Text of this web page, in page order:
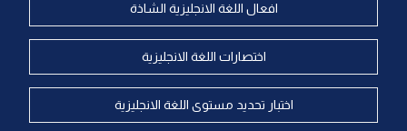
افعال اللغة الانجليزية الشاذة
اختصارات اللغة الانجليزية
اختبار تحديد مستوى اللغة الانجليزية